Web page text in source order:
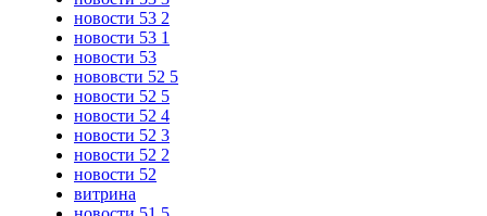
новости 53 2
новости 53 1
новости 53
нововсти 52 5
новости 52 5
новости 52 4
новости 52 3
новости 52 2
новости 52
витрина